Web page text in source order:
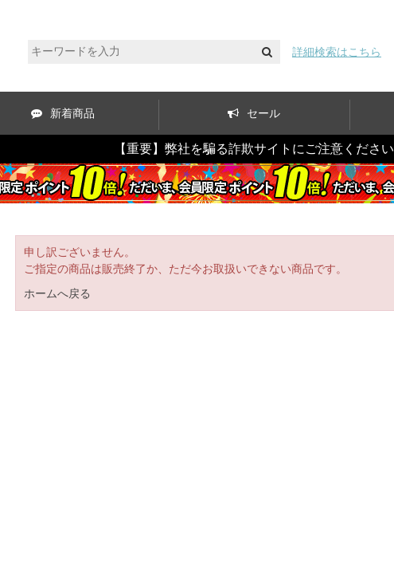
詳細検索はこちら
新着商品 セール
【重要】弊社を騙る詐欺サイトにご注意ください
申し訳ございません。
ご指定の商品は販売終了か、ただ今お取扱いできない商品です。
ホームへ戻る